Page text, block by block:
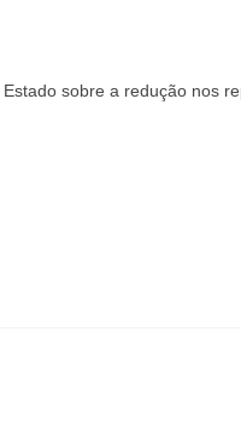
sobre a redução nos